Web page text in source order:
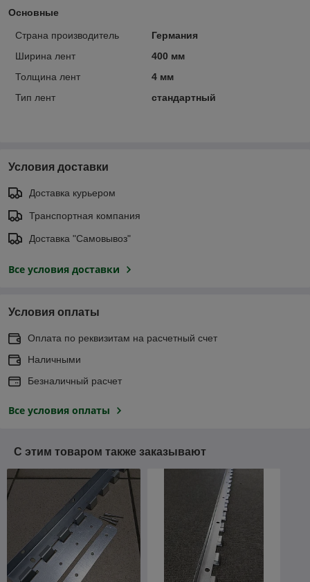
Основные
Страна производитель
Германия
Ширина лент
400 мм
Толщина лент
4 мм
Тип лент
стандартный
Условия доставки
Доставка курьером
Транспортная компания
Доставка "Самовывоз"
Все условия доставки
Условия оплаты
Оплата по реквизитам на расчетный счет
Наличными
Безналичный расчет
Все условия оплаты
С этим товаром также заказывают